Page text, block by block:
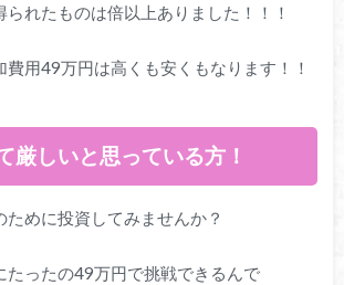
れたものは倍以上ありました！！！
費用49万円は高くも安くもなります！！
厳しいと思っている方！
ために投資してみませんか？
たったの49万円で挑戦できるんで